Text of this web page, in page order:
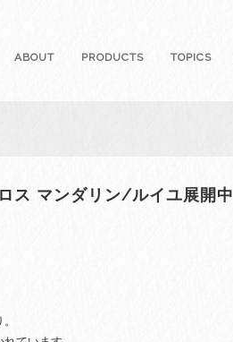
ABOUT PRODUCTS TOPICS
ス マンダリン/ルイユ展開中